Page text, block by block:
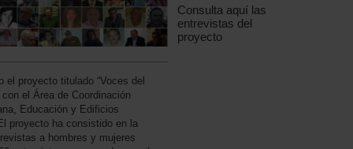
proyecto titulado “Voces del
el Área de Coordinación
Educación y Edificios
proyecto ha consistido en la
a hombres y mujeres
Consulta aquí las
entrevistas del
proyecto